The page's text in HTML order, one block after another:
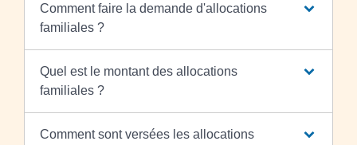
Comment faire la demande d'allocations
familiales ?
Quel est le montant des allocations
familiales ?
Comment sont versées les allocations